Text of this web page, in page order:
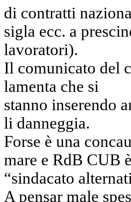
di contratti
sigla ecc. a
lavoratori).
Il comunicato del
lamenta che si
stanno inserendo
li danneggia.
Forse è una
mare e RdB CUB
“sindacato
A pensar male